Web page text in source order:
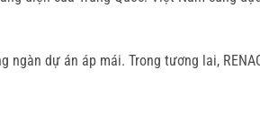
dự án áp mái. Trong tương lai,